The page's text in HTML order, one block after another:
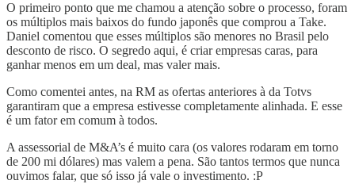
O primeiro ponto que me chamou a atenção sobre o processo, foram
os múltiplos mais baixos do fundo japonês que comprou a Take.
Daniel comentou que esses múltiplos são menores no Brasil pelo
desconto de risco. O segredo aqui, é criar empresas caras, para
ganhar menos em um deal, mas valer mais.
Como comentei antes, na RM as ofertas anteriores à da Totvs
garantiram que a empresa estivesse completamente alinhada. E esse
é um fator em comum à todos.
A assessorial de M&A’s é muito cara (os valores rodaram em torno
de 200 mi dólares) mas valem a pena. São tantos termos que nunca
ouvimos falar, que só isso já vale o investimento. :P